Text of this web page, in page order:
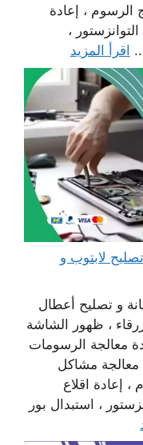
الرسوم ، إعادة
،
اقرأ المزيد
مهندس كمبيوتر الزور 65511033 تصليح لابتوب و
و تصليح أعطال
، ظهور الشاشة
معالجة الرسومات
معالجة مشاكل
، إعادة اقلاع
، استبدال بور